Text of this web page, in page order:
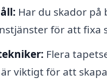
Har du skador
för att fixa
Flera
viktigt för att